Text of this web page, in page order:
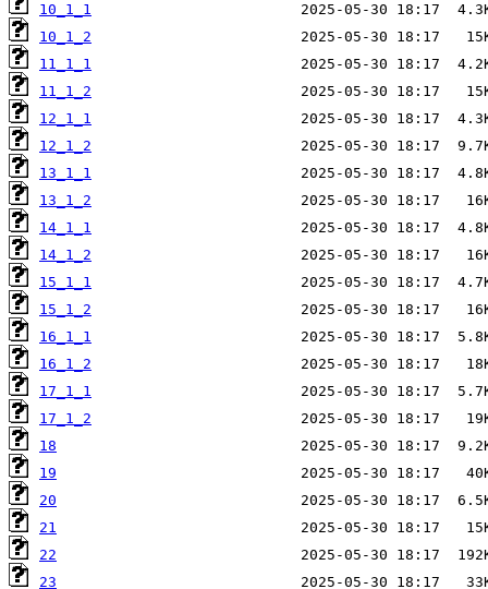
10_1_1
10_1_2
11_1_1
11_1_2
12_1_1
12_1_2
13_1_1
13_1_2
14_1_1
14_1_2
15_1_1
15_1_2
16_1_1
16_1_2
17_1_1
17_1_2
18
19
20
21
22
23